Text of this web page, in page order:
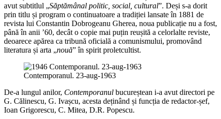
avut subtitlul „Săptămânal politic, social, cultural”. Deși s-a dorit
prin titlu și program o continuatoare a tradiției lansate în 1881 de
revista lui Constantin Dobrogeanu Gherea, noua publicație nu a fost,
până în anii ’60, decât o copie mai puțin reușită a celorlalte reviste,
deoarece apărea ca tribună oficială a comunismului, promovând
literatura și arta „nouă” în spirit proletcultist.
Contemporanul. 23-aug-1963
De-a lungul anilor, Contemporanul bucureștean i-a avut directori pe
G. Călinescu, G. Ivașcu, acesta deținând și funcția de redactor-șef,
Ioan Grigorescu, C. Mitea, D.R. Popescu.